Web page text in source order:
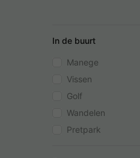
In de buurt
Manege
Vissen
Golf
Wandelen
Pretpark